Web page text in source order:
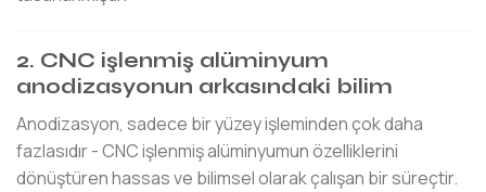
2. CNC işlenmiş alüminyum
anodizasyonun arkasındaki bilim
Anodizasyon, sadece bir yüzey işleminden çok daha
fazlasıdır - CNC işlenmiş alüminyumun özelliklerini
dönüştüren hassas ve bilimsel olarak çalışan bir süreçtir.